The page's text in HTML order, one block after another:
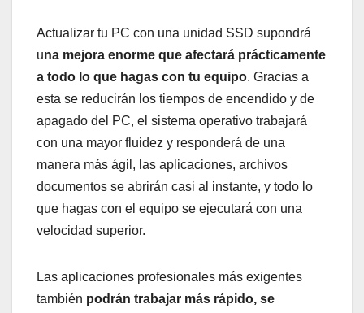
Actualizar tu PC con una unidad SSD supondrá
una mejora enorme que afectará prácticamente
a todo lo que hagas con tu equipo. Gracias a
esta se reducirán los tiempos de encendido y de
apagado del PC, el sistema operativo trabajará
con una mayor fluidez y responderá de una
manera más ágil, las aplicaciones, archivos
documentos se abrirán casi al instante, y todo lo
que hagas con el equipo se ejecutará con una
velocidad superior.
Las aplicaciones profesionales más exigentes
también podrán trabajar más rápido, se